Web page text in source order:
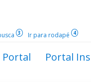
3 Ir para rodapé 4
Portal Portal